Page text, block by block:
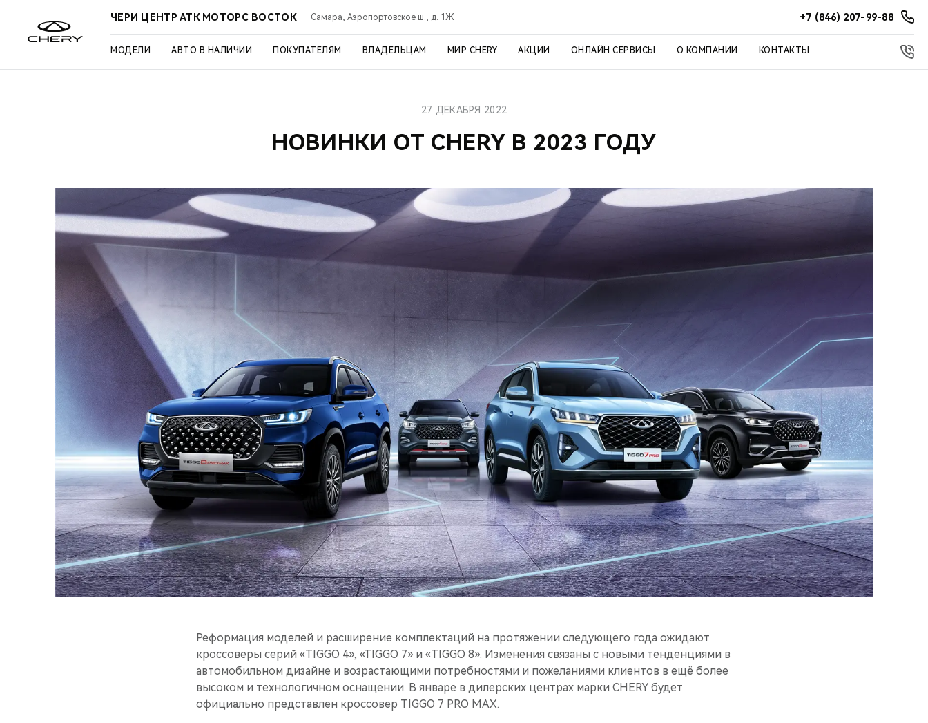
ЧЕРИ ЦЕНТР АТК МОТОРС ВОСТОК Самара, Аэропортовское ш., д. 1Ж +7 (846) 207-99-88
МОДЕЛИ АВТО В НАЛИЧИИ ПОКУПАТЕЛЯМ ВЛАДЕЛЬЦАМ МИР CHERY АКЦИИ ОНЛАЙН СЕРВИСЫ О КОМПАНИИ КОНТАКТЫ
НОВИНКИ ОТ CHERY В 2023 ГОДУ
27 ДЕКАБРЯ 2022
Реформация моделей и расширение комплектаций на протяжении следующего года ожидают
кроссоверы серий «TIGGO 4», «TIGGO 7» и «TIGGO 8». Изменения связаны с новыми тенденциями в
автомобильном дизайне и возрастающими потребностями и пожеланиями клиентов в ещё более
высоком и технологичном оснащении. В январе в дилерских центрах марки CHERY будет
официально представлен кроссовер TIGGO 7 PRO MAX.